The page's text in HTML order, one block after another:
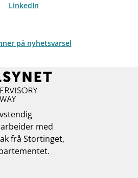
LinkedIn
på nyhetsvarsel
med
frå Stortinget,